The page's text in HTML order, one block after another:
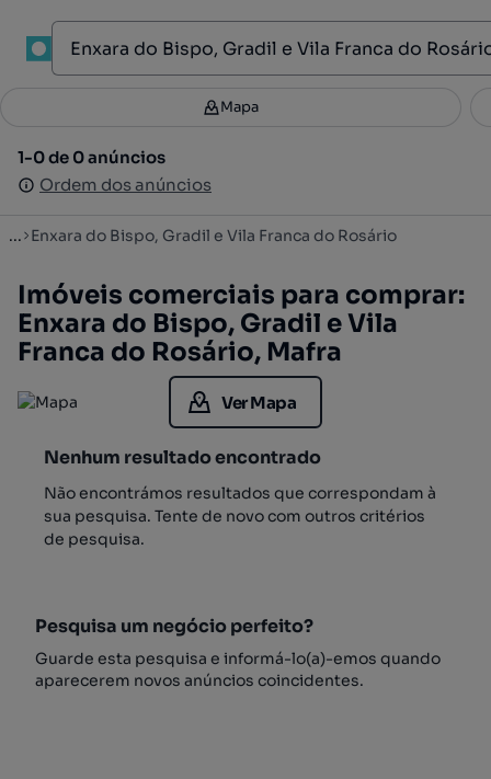
Filtros 2
1-0 de 0 anúncios
Ordem dos anúncios
Mapa
1-0 de 0 anúncios
Ordem dos anúncios
... Enxara do Bispo, Gradil e Vila Franca do Rosário
Imóveis comerciais para comprar:
Enxara do Bispo, Gradil e Vila
Franca do Rosário, Mafra
Ver Mapa
Nenhum resultado encontrado
Não encontrámos resultados que correspondam à
sua pesquisa. Tente de novo com outros critérios
de pesquisa.
Pesquisa um negócio perfeito?
Guarde esta pesquisa e informá-lo(a)-emos quando
aparecerem novos anúncios coincidentes.